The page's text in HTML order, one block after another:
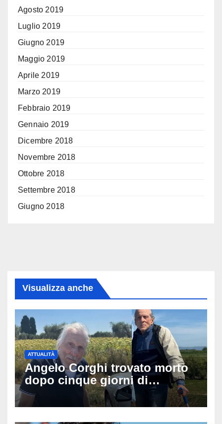
Agosto 2019
Luglio 2019
Giugno 2019
Maggio 2019
Aprile 2019
Marzo 2019
Febbraio 2019
Gennaio 2019
Dicembre 2018
Novembre 2018
Ottobre 2018
Settembre 2018
Giugno 2018
Visualizza anche
ATTUALITÀ
Angelo Corghi trovato morto
dopo cinque giorni di
ricerche: il giallo dell’80enne
scomparso dopo essere